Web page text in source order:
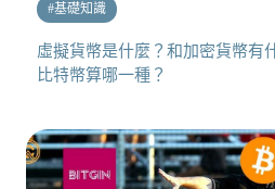
#基礎知識
虛擬貨幣是什麼？和加密貨幣有
比特幣算哪一種？